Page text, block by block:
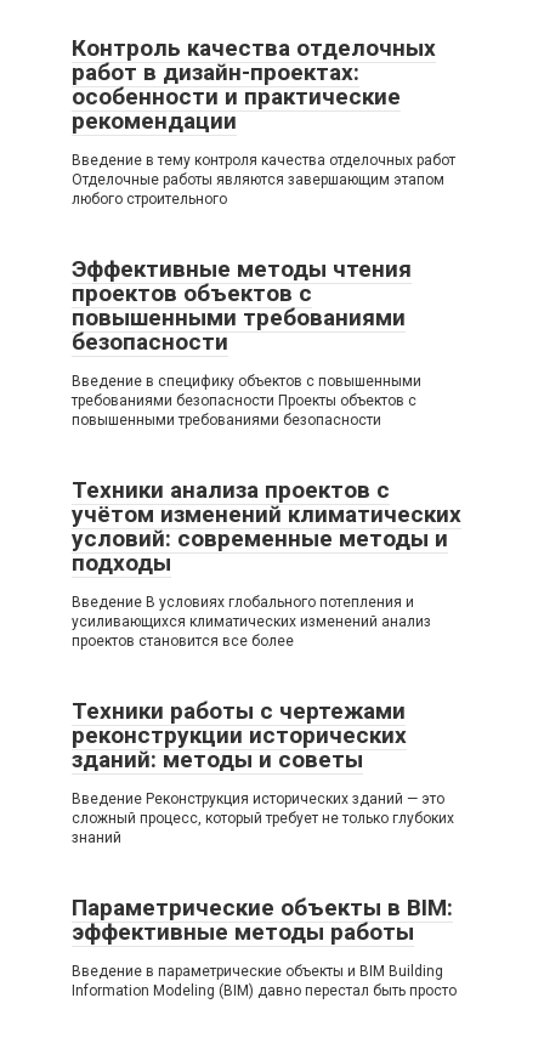
Контроль качества отделочных
работ в дизайн-проектах:
особенности и практические
рекомендации
Введение в тему контроля качества отделочных работ
Отделочные работы являются завершающим этапом
любого строительного
Эффективные методы чтения
проектов объектов с
повышенными требованиями
безопасности
Введение в специфику объектов с повышенными
требованиями безопасности Проекты объектов с
повышенными требованиями безопасности
Техники анализа проектов с
учётом изменений климатических
условий: современные методы и
подходы
Введение В условиях глобального потепления и
усиливающихся климатических изменений анализ
проектов становится все более
Техники работы с чертежами
реконструкции исторических
зданий: методы и советы
Введение Реконструкция исторических зданий — это
сложный процесс, который требует не только глубоких
знаний
Параметрические объекты в BIM:
эффективные методы работы
Введение в параметрические объекты и BIM Building
Information Modeling (BIM) давно перестал быть просто